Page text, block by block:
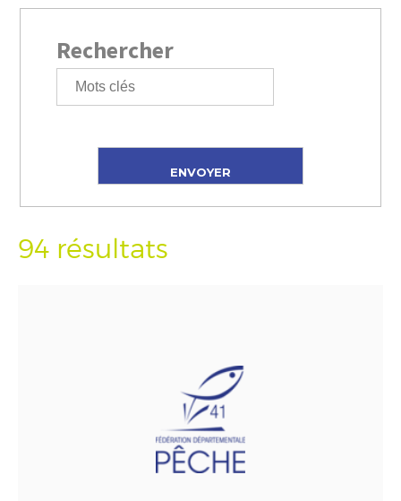
Rechercher
94 résultats